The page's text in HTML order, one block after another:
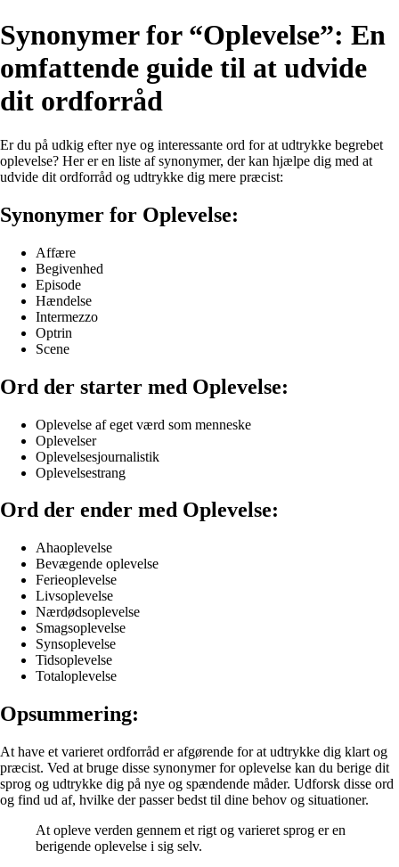
Synonymer for “Oplevelse”: En
omfattende guide til at udvide
dit ordforråd
Er du på udkig efter nye og interessante ord for at udtrykke begrebet
oplevelse? Her er en liste af synonymer, der kan hjælpe dig med at
udvide dit ordforråd og udtrykke dig mere præcist:
Synonymer for Oplevelse:
Affære
Begivenhed
Episode
Hændelse
Intermezzo
Optrin
Scene
Ord der starter med Oplevelse:
Oplevelse af eget værd som menneske
Oplevelser
Oplevelsesjournalistik
Oplevelsestrang
Ord der ender med Oplevelse:
Ahaoplevelse
Bevægende oplevelse
Ferieoplevelse
Livsoplevelse
Nærdødsoplevelse
Smagsoplevelse
Synsoplevelse
Tidsoplevelse
Totaloplevelse
Opsummering:
At have et varieret ordforråd er afgørende for at udtrykke dig klart og
præcist. Ved at bruge disse synonymer for oplevelse kan du berige dit
sprog og udtrykke dig på nye og spændende måder. Udforsk disse ord
og find ud af, hvilke der passer bedst til dine behov og situationer.
At opleve verden gennem et rigt og varieret sprog er en
berigende oplevelse i sig selv.